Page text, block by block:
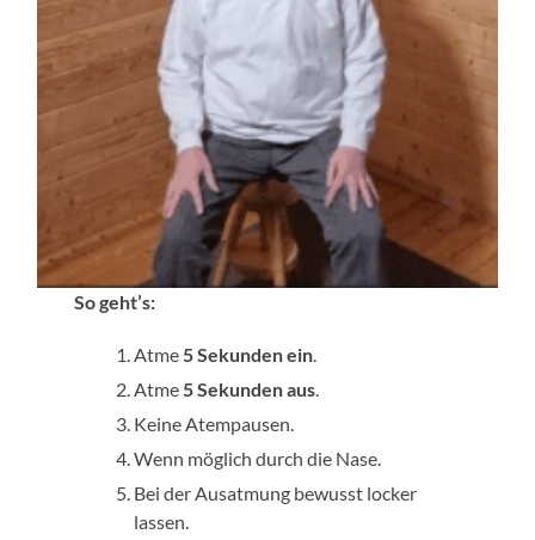
So geht’s:
Atme5 Sekunden ein.
Atme5 Sekunden aus.
Keine Atempausen.
Wenn möglich durch die Nase.
Bei der Ausatmung bewusst locker
lassen.